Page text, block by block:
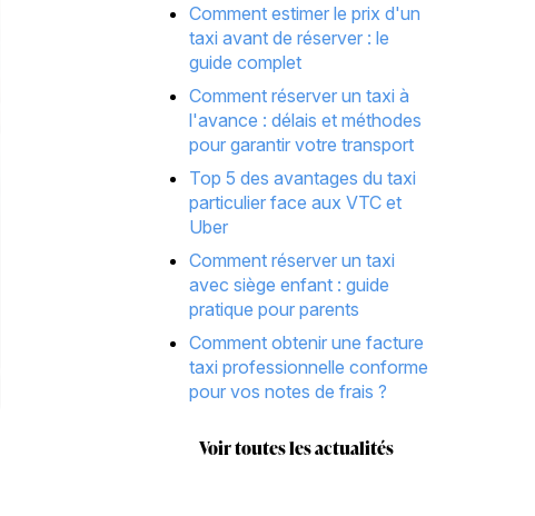
Comment estimer le prix d'un
taxi avant de réserver : le
guide complet
Comment réserver un taxi à
l'avance : délais et méthodes
pour garantir votre transport
Top 5 des avantages du taxi
particulier face aux VTC et
Uber
Comment réserver un taxi
avec siège enfant : guide
pratique pour parents
Comment obtenir une facture
taxi professionnelle conforme
pour vos notes de frais ?
Voir toutes les actualités